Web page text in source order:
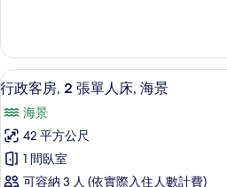
雙
人
床,
海
景
的
所
客
房,
1
張
特
大
雙
人
床,
顯
示
行
政
客
1
21
行政客房, 2 張單人床, 海景
海景
42 平方公尺
1 間臥室
可容納 3 人 (依實際入住人數計費)